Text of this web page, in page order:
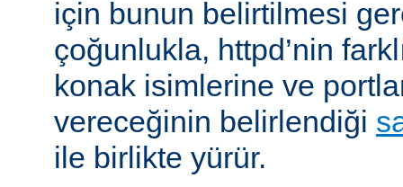
için bunun belirtilmesi
çoğunlukla, httpd’nin
konak isimlerine ve
vereceğinin belirlendiği
ile birlikte yürür.